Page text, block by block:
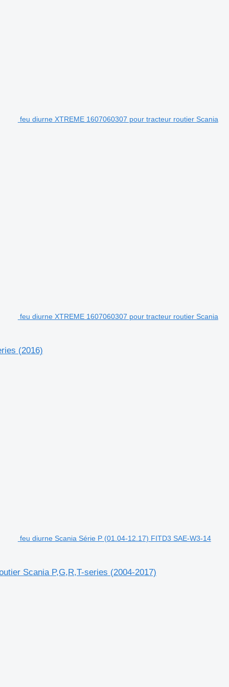
feu diurne XTREME 1607060307 pour tracteur routier Scania
feu diurne XTREME 1607060307 pour tracteur routier Scania
(2016)
feu diurne Scania Série P (01.04-12.17) FITD3 SAE-W3-14
Scania P,G,R,T-series (2004-2017)